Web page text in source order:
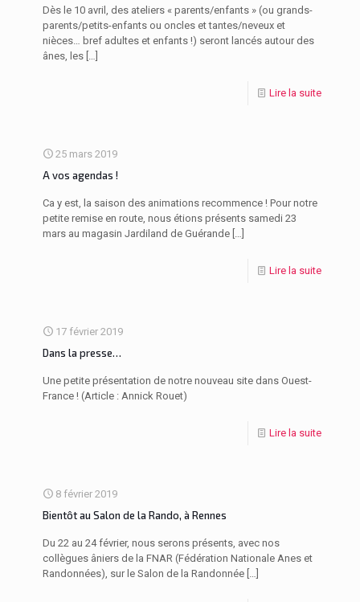
Dès le 10 avril, des ateliers « parents/enfants » (ou grands-
parents/petits-enfants ou oncles et tantes/neveux et
nièces… bref adultes et enfants !) seront lancés autour des
ânes, les […]
Lire la suite
25 mars 2019
A vos agendas !
Ca y est, la saison des animations recommence ! Pour notre
petite remise en route, nous étions présents samedi 23
mars au magasin Jardiland de Guérande […]
Lire la suite
17 février 2019
Dans la presse…
Une petite présentation de notre nouveau site dans Ouest-
France ! (Article : Annick Rouet)
Lire la suite
8 février 2019
Bientôt au Salon de la Rando, à Rennes
Du 22 au 24 février, nous serons présents, avec nos
collègues âniers de la FNAR (Fédération Nationale Anes et
Randonnées), sur le Salon de la Randonnée […]